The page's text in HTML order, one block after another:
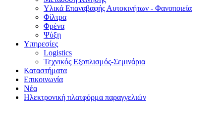
Υλικά Επαναβαφής Αυτοκινήτων - Φανοποιεία
Φίλτρα
Φρένα
Ψύξη
Υπηρεσίες
Logistics
Τεχνικός Εξοπλισμός-Σεμινάρια
Καταστήματα
Επικοινωνία
Νέα
Ηλεκτρονική πλατφόρμα παραγγελιών